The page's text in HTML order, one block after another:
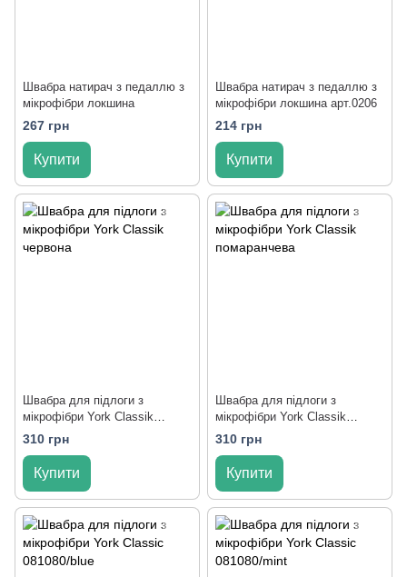
Швабра натирач з педаллю з
мікрофібри локшина
267 грн
Купити
Швабра натирач з педаллю з
мікрофібри локшина арт.0206
214 грн
Купити
Швабра для підлоги з
мікрофібри York Classik
червона
310 грн
Купити
Швабра для підлоги з
мікрофібри York Classik
помаранчева
310 грн
Купити